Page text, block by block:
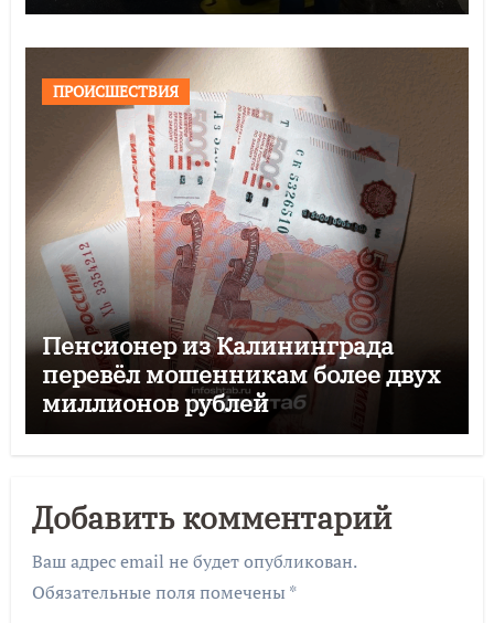
ПРОИСШЕСТВИЯ
Пенсионер из Калининграда
перевёл мошенникам более двух
миллионов рублей
Добавить комментарий
Ваш адрес email не будет опубликован.
Обязательные поля помечены *